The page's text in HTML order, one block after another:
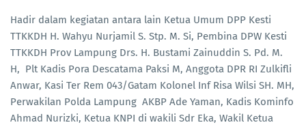
Hadir dalam kegiatan antara lain Ketua Umum DPP Kesti
TTKKDH H. Wahyu Nurjamil S. Stp. M. Si, Pembina DPW Kesti
TTKKDH Prov Lampung Drs. H. Bustami Zainuddin S. Pd. M.
H, Plt Kadis Pora Descatama Paksi M, Anggota DPR RI Zulkifli
Anwar, Kasi Ter Rem 043/Gatam Kolonel Inf Risa Wilsi SH. MH,
Perwakilan Polda Lampung AKBP Ade Yaman, Kadis Kominfo
Ahmad Nurizki, Ketua KNPI di wakili Sdr Eka, Wakil Ketua